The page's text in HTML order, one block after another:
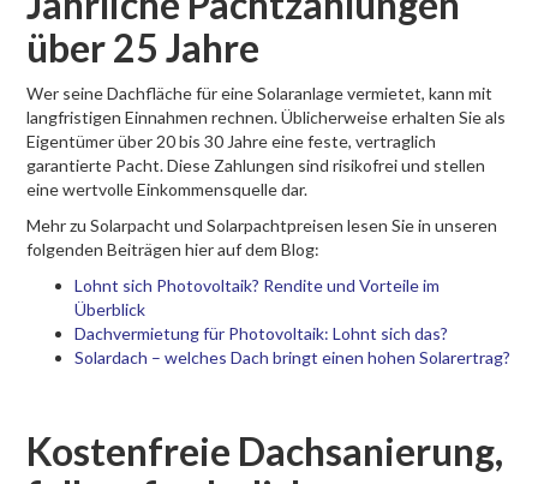
über 25 Jahre
Wer seine Dachfläche für eine Solaranlage vermietet, kann mit
langfristigen Einnahmen rechnen. Üblicherweise erhalten Sie als
Eigentümer über 20 bis 30 Jahre eine feste, vertraglich
garantierte Pacht. Diese Zahlungen sind risikofrei und stellen
eine wertvolle Einkommensquelle dar.
Mehr zu Solarpacht und Solarpachtpreisen lesen Sie in unseren
folgenden Beiträgen hier auf dem Blog:
Lohnt sich Photovoltaik? Rendite und Vorteile im
Überblick
Dachvermietung für Photovoltaik: Lohnt sich das?
Solardach – welches Dach bringt einen hohen Solarertrag?
Kostenfreie Dachsanierung,